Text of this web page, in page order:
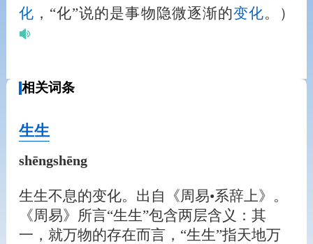
化 ，“化”说的是事物隐微逐渐的变化。）
相关词条
生生
shēngshēng
生生不息的变化。出自《周易•系辞上》。
《周易》所言“生生”包含两层含义：其
一，就万物的存在而言，“生生”指天地万